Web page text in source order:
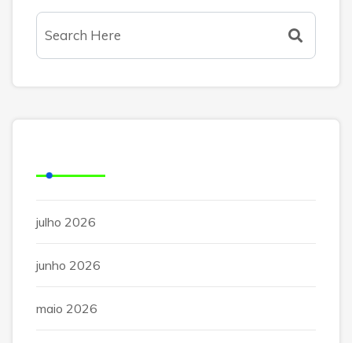
julho 2026
junho 2026
maio 2026